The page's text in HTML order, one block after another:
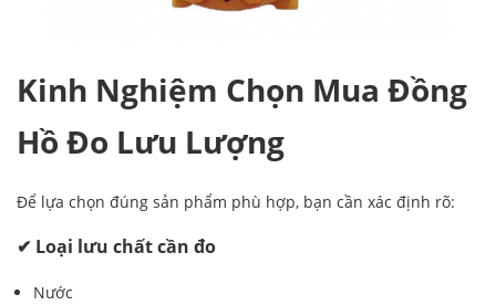
Kinh Nghiệm Chọn Mua Đồng
Hồ Đo Lưu Lượng
Để lựa chọn đúng sản phẩm phù hợp, bạn cần xác định rõ:
✔ Loại lưu chất cần đo
Nước